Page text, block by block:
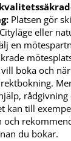
Platsen gör
eller
en
boka och
kan till
och
du bokar.